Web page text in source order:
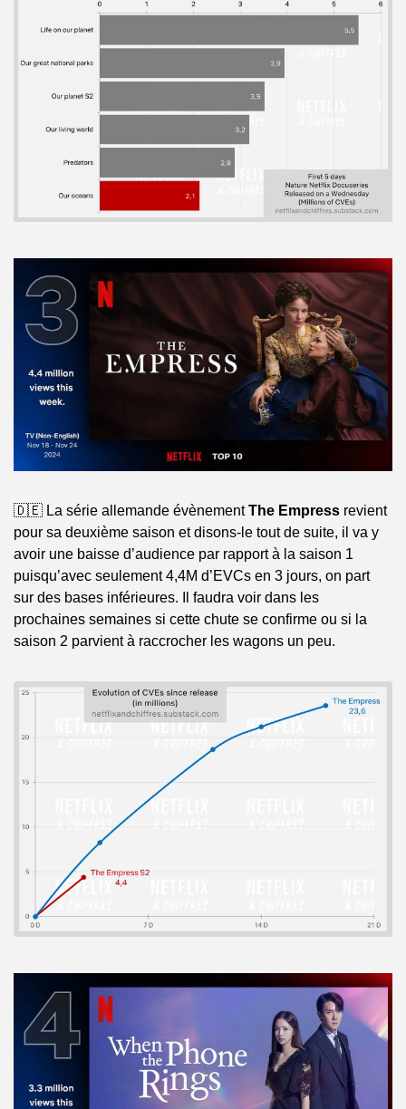
🇩🇪 La série allemande évènement The Empress revient
pour sa deuxième saison et disons-le tout de suite, il va y
avoir une baisse d’audience par rapport à la saison 1
puisqu’avec seulement 4,4M d’EVCs en 3 jours, on part
sur des bases inférieures. Il faudra voir dans les
prochaines semaines si cette chute se confirme ou si la
saison 2 parvient à raccrocher les wagons un peu.